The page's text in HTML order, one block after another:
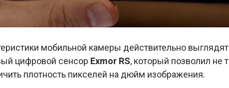
мобильной камеры действительно
цифровой сенсор Exmor RS, который позволил не
плотность пикселей на дюйм изображения.